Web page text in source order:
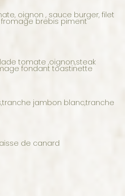
brebis piment
fondant toastinette
de canard